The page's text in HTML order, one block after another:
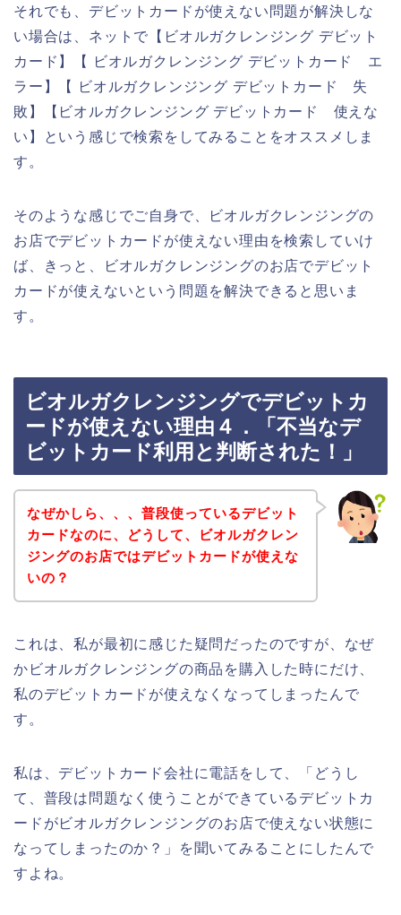
それでも、デビットカードが使えない問題が解決しな
い場合は、ネットで【ビオルガクレンジング デビット
カード】【 ビオルガクレンジング デビットカード エ
ラー】【 ビオルガクレンジング デビットカード 失
敗】【ビオルガクレンジング デビットカード 使えな
い】という感じで検索をしてみることをオススメしま
す。
そのような感じでご自身で、ビオルガクレンジングの
お店でデビットカードが使えない理由を検索していけ
ば、きっと、ビオルガクレンジングのお店でデビット
カードが使えないという問題を解決できると思いま
す。
ビオルガクレンジングでデビットカ
ードが使えない理由４．「不当なデ
ビットカード利用と判断された！」
なぜかしら、、、普段使っているデビット
カードなのに、どうして、ビオルガクレン
ジングのお店ではデビットカードが使えな
いの？
これは、私が最初に感じた疑問だったのですが、なぜ
かビオルガクレンジングの商品を購入した時にだけ、
私のデビットカードが使えなくなってしまったんで
す。
私は、デビットカード会社に電話をして、「どうし
て、普段は問題なく使うことができているデビットカ
ードがビオルガクレンジングのお店で使えない状態に
なってしまったのか？」を聞いてみることにしたんで
すよね。